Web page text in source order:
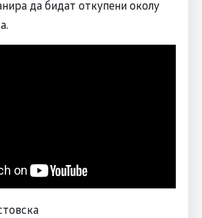
да бидат откупени околу